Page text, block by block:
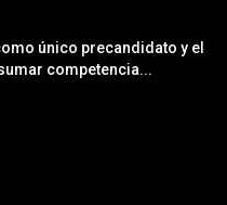
único precandidato y el
competencia...